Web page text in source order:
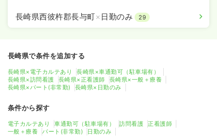
長崎県西彼杵郡長与町× 日勤のみ 29
長崎県で条件を追加する
長崎県×電子カルテあり
長崎県×車通勤可（駐車場有）
長崎県×訪問看護
長崎県×正看護師
長崎県×一般＋療養
長崎県×パート(非常勤)
長崎県×日勤のみ
条件から探す
電子カルテあり 車通勤可（駐車場有） 訪問看護
正看護師
一般＋療養
パート(非常勤) 日勤のみ